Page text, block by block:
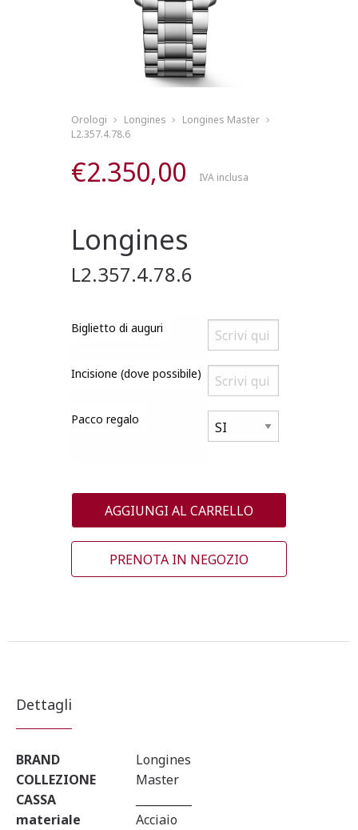
Orologi Longines
Longines Master
L2.357.4.78.6
€2.350,00 IVA inclusa
Longines
L2.357.4.78.6
Biglietto di auguri
Incisione (dove possibile)
Pacco regalo
AGGIUNGI AL CARRELLO
PRENOTA IN NEGOZIO
Dettagli
BRAND
Longines
COLLEZIONE
Master
CASSA
materiale
Acciaio